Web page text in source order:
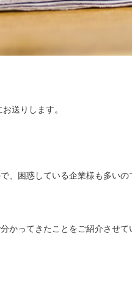
送りします。
、困惑している企業様も多いの
かってきたことをご紹介させて